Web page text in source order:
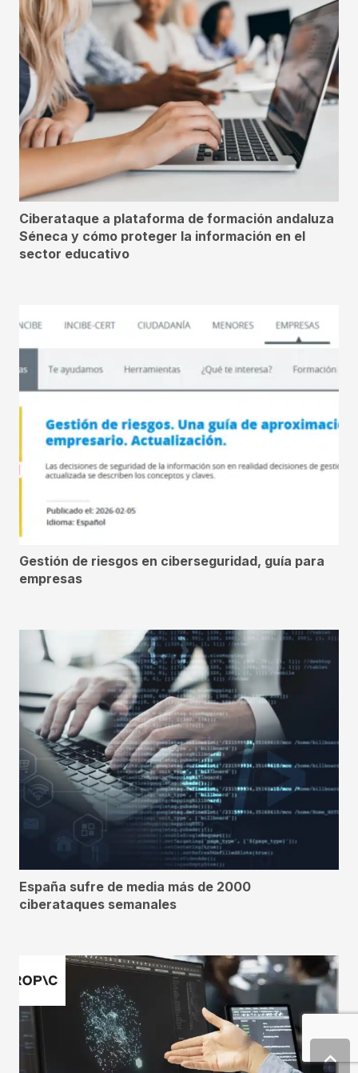
Ciberataque a plataforma de formación andaluza
Séneca y cómo proteger la información en el
sector educativo
Gestión de riesgos en ciberseguridad, guía para
empresas
España sufre de media más de 2000
ciberataques semanales